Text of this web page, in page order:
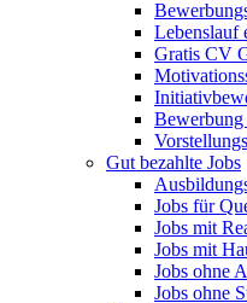
Lebenslauf
Gratis CV
Gut bezahlte Jobs
Jobs für
Jobs mit
Jobs mit
Jobs ohne
Jobs ohne